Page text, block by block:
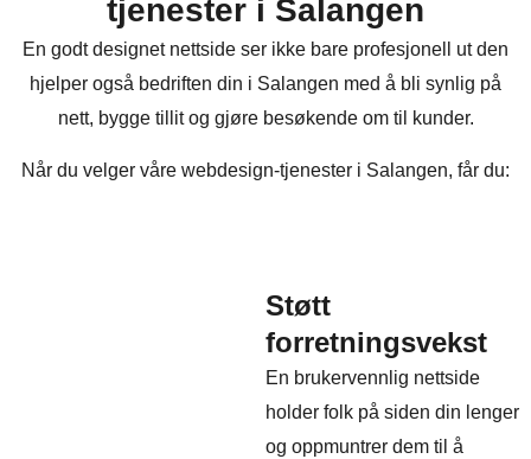
tjenester i Salangen
En godt designet nettside ser ikke bare profesjonell ut den
hjelper også bedriften din i Salangen med å bli synlig på
nett, bygge tillit og gjøre besøkende om til kunder.
Når du velger våre webdesign-tjenester i Salangen, får du:
Støtt
forretningsvekst
En brukervennlig nettside
holder folk på siden din lenger
og oppmuntrer dem til å